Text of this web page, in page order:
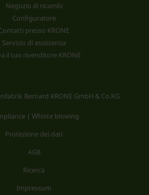
Negozio di ricambi
Configuratore
presso KRONE
Servizio di assistenza
il tuo rivenditore KRONE
Bernard KRONE GmbH & Co.KG
| Whiste blowing
Protezione dei dati
AGB
Ricerca
Impressum